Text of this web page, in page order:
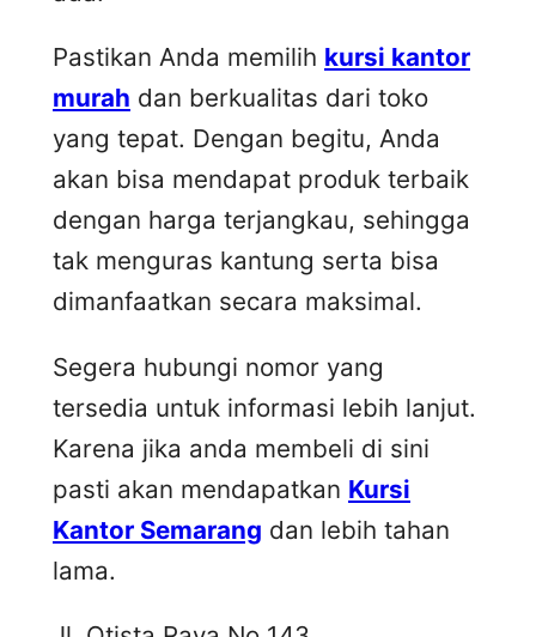
Pastikan Anda memilih kursi kantor
murah dan berkualitas dari toko
yang tepat. Dengan begitu, Anda
akan bisa mendapat produk terbaik
dengan harga terjangkau, sehingga
tak menguras kantung serta bisa
dimanfaatkan secara maksimal.
Segera hubungi nomor yang
tersedia untuk informasi lebih lanjut.
Karena jika anda membeli di sini
pasti akan mendapatkan Kursi
Kantor Semarang dan lebih tahan
lama.